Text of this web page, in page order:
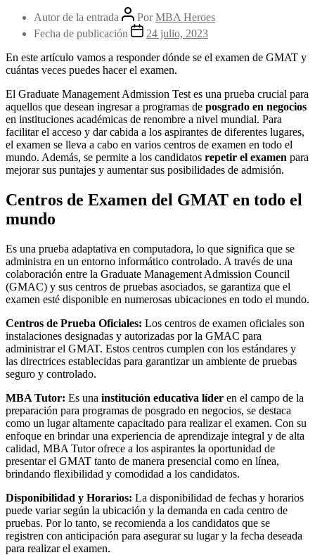
Autor de la entrada PorMBA Heroes
Fecha de publicación
24 julio, 2023
En este artículo vamos a responder dónde se el examen de GMAT y
cuántas veces puedes hacer el examen.
El Graduate Management Admission Test es una prueba crucial para
aquellos que desean ingresar a programas de posgrado en negocios
en instituciones académicas de renombre a nivel mundial. Para
facilitar el acceso y dar cabida a los aspirantes de diferentes lugares,
el examen se lleva a cabo en varios centros de examen en todo el
mundo. Además, se permite a los candidatos repetir el examen para
mejorar sus puntajes y aumentar sus posibilidades de admisión.
Centros de Examen del GMAT en todo el
mundo
Es una prueba adaptativa en computadora, lo que significa que se
administra en un entorno informático controlado. A través de una
colaboración entre la Graduate Management Admission Council
(GMAC) y sus centros de pruebas asociados, se garantiza que el
examen esté disponible en numerosas ubicaciones en todo el mundo.
Centros de Prueba Oficiales: Los centros de examen oficiales son
instalaciones designadas y autorizadas por la GMAC para
administrar el GMAT. Estos centros cumplen con los estándares y
las directrices establecidas para garantizar un ambiente de pruebas
seguro y controlado.
MBA Tutor: Es una institución educativa líder en el campo de la
preparación para programas de posgrado en negocios, se destaca
como un lugar altamente capacitado para realizar el examen. Con su
enfoque en brindar una experiencia de aprendizaje integral y de alta
calidad, MBA Tutor ofrece a los aspirantes la oportunidad de
presentar el GMAT tanto de manera presencial como en línea,
brindando flexibilidad y comodidad a los candidatos.
Disponibilidad y Horarios: La disponibilidad de fechas y horarios
puede variar según la ubicación y la demanda en cada centro de
pruebas. Por lo tanto, se recomienda a los candidatos que se
registren con anticipación para asegurar su lugar y la fecha deseada
para realizar el examen.